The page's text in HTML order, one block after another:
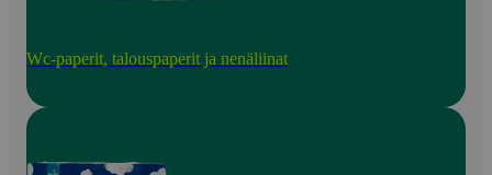
Wc-paperit, talouspaperit ja nenäliinat